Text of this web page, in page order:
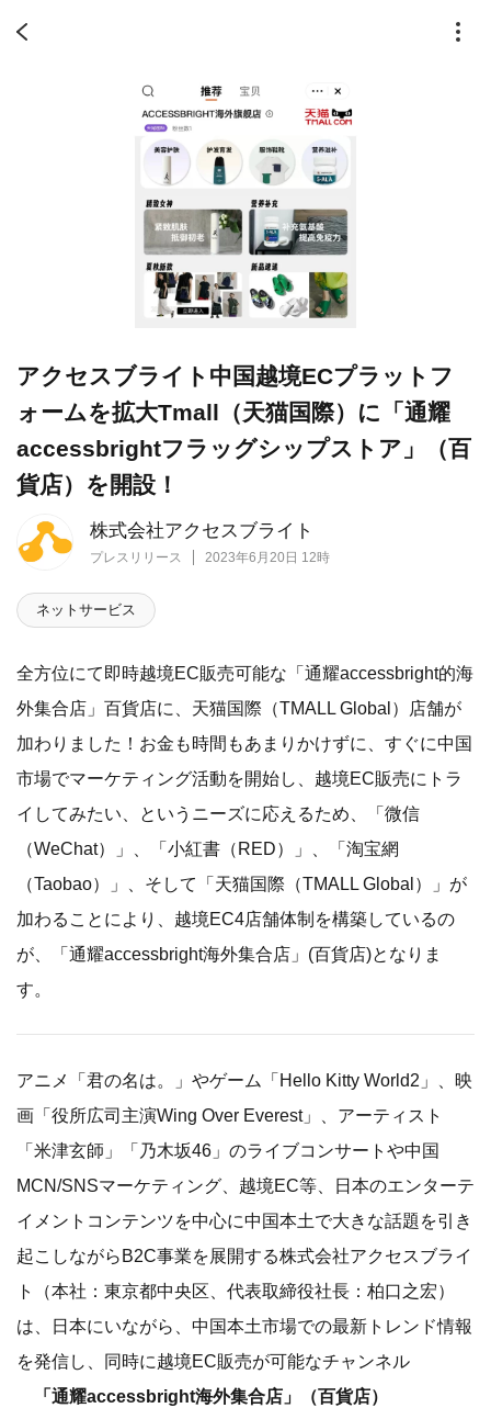
株式会社アクセスブライト
プレスリリース 2023年6月20日 12時
アクセスブライト中国越境ECプラットフ
ォームを拡大Tmall（天猫国際）に「通耀
accessbrightフラッグシップストア」（百
貨店）を開設！
ネットサービス
全方位にて即時越境EC販売可能な「通耀accessbright的海
外集合店」百貨店に、天猫国際（TMALL Global）店舗が
加わりました！お金も時間もあまりかけずに、すぐに中国
市場でマーケティング活動を開始し、越境EC販売にトラ
イしてみたい、というニーズに応えるため、「微信
（WeChat）」、「小紅書（RED）」、「淘宝網
（Taobao）」、そして「天猫国際（TMALL Global）」が
加わることにより、越境EC4店舗体制を構築しているの
が、「通耀accessbright海外集合店」(百貨店)となりま
す。
アニメ「君の名は。」やゲーム「Hello Kitty World2」、映
画「役所広司主演Wing Over Everest」、アーティスト
「米津玄師」「乃木坂46」のライブコンサートや中国
MCN/SNSマーケティング、越境EC等、日本のエンターテ
イメントコンテンツを中心に中国本土で大きな話題を引き
起こしながらB2C事業を展開する株式会社アクセスブライ
ト（本社：東京都中央区、代表取締役社長：柏口之宏）
は、日本にいながら、中国本土市場での最新トレンド情報
を発信し、同時に越境EC販売が可能なチャンネル
「通耀accessbright海外集合店」（百貨店）